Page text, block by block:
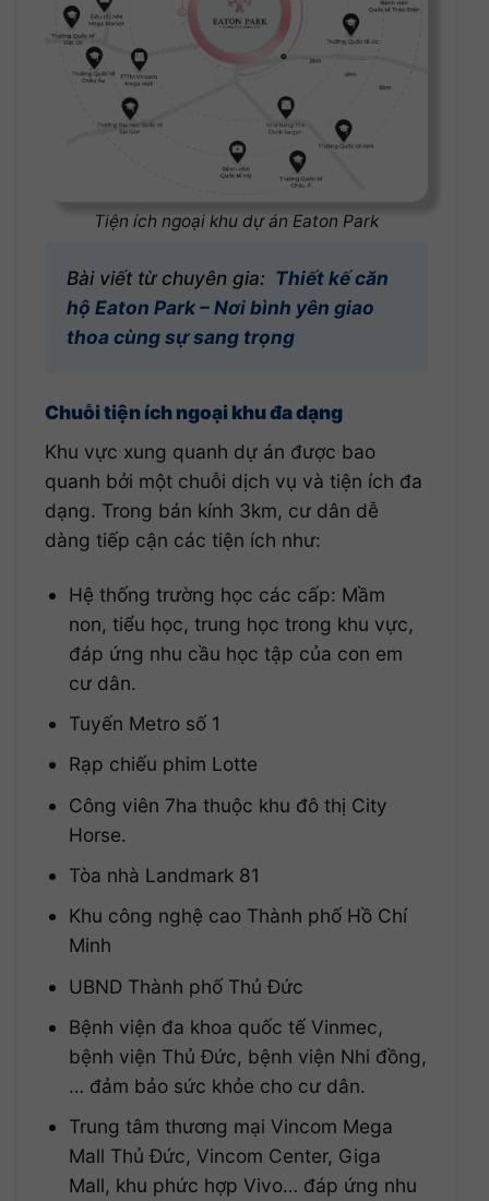
Tiện ích ngoại khu dự án Eaton Park
Bài viết từ chuyên gia: Thiết kế căn
hộ Eaton Park – Nơi bình yên giao
thoa cùng sự sang trọng
Chuỗi tiện ích ngoại khu đa dạng
Khu vực xung quanh dự án được bao
quanh bởi một chuỗi dịch vụ và tiện ích đa
dạng. Trong bán kính 3km, cư dân dễ
dàng tiếp cận các tiện ích như:
Hệ thống trường học các cấp: Mầm
non, tiểu học, trung học trong khu vực,
đáp ứng nhu cầu học tập của con em
cư dân.
Tuyến Metro số 1
Rạp chiếu phim Lotte
Công viên 7ha thuộc khu đô thị City
Horse.
Tòa nhà Landmark 81
Khu công nghệ cao Thành phố Hồ Chí
Minh
UBND Thành phố Thủ Đức
Bệnh viện đa khoa quốc tế Vinmec,
bệnh viện Thủ Đức, bệnh viện Nhi đồng,
… đảm bảo sức khỏe cho cư dân.
Trung tâm thương mại Vincom Mega
Mall Thủ Đức, Vincom Center, Giga
Mall, khu phức hợp Vivo… đáp ứng nhu